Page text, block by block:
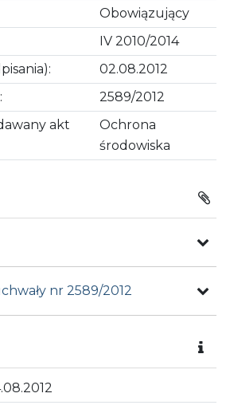
Obowiązujący
IV 2010/2014
02.08.2012
2589/2012
akt
Ochrona
środowiska
nr 2589/2012